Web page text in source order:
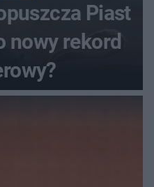
Piast
nowy rekord